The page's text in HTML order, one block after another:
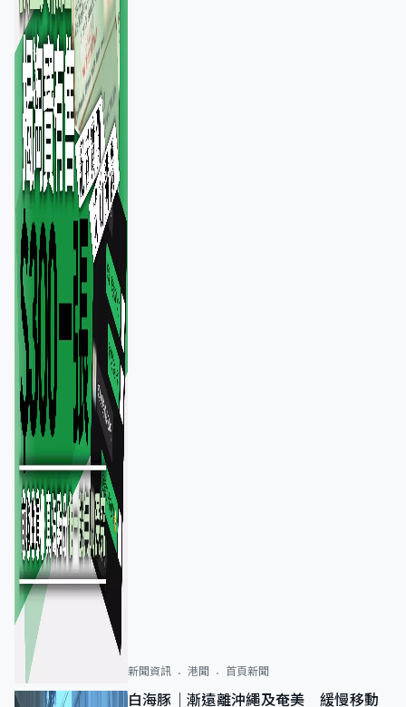
新聞資訊 港聞 首頁新聞
白海豚｜漸遠離沖繩及奄美 緩慢移動